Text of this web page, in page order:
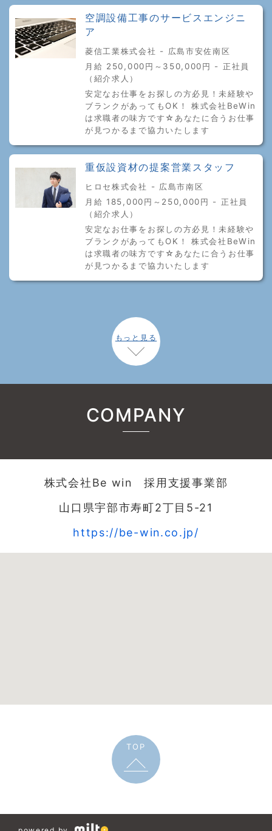
空調設備工事のサービスエンジニ
ア
菱信工業株式会社 - 広島市安佐南区
月給 250,000円～350,000円 - 正社員
（紹介求人）
安定なお仕事をお探しの方必見！未経験や
ブランクがあってもOK！ 株式会社BeWin
は求職者の味方です☆あなたに合うお仕事
が見つかるまで協力いたします
重仮設資材の提案営業スタッフ
ヒロセ株式会社 - 広島市南区
月給 185,000円～250,000円 - 正社員
（紹介求人）
安定なお仕事をお探しの方必見！未経験や
ブランクがあってもOK！ 株式会社BeWin
は求職者の味方です☆あなたに合うお仕事
が見つかるまで協力いたします
もっと見る
COMPANY
株式会社Be win 採用支援事業部
山口県宇部市寿町2丁目5-21
https://be-win.co.jp/
TOP